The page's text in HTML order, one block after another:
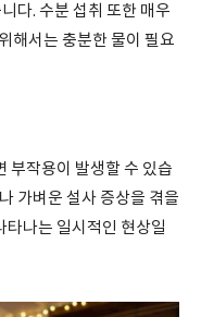
다. 수분 섭취 또한 매우
해서는 충분한 물이 필요
부작용이 발생할 수 있습
가벼운 설사 증상을 겪을
타나는 일시적인 현상일